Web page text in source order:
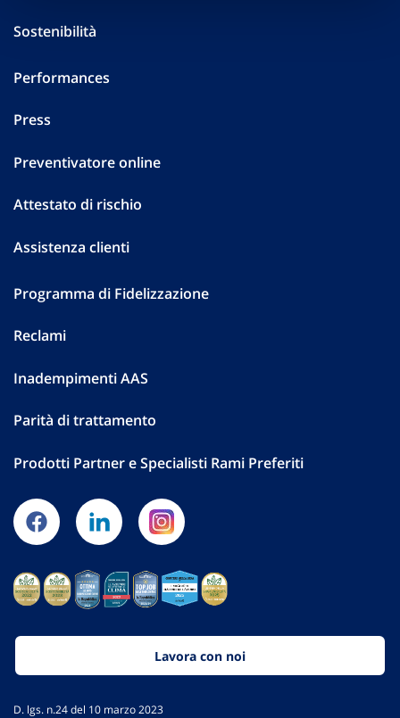
Sostenibilità
Performances
Press
Preventivatore online
Attestato di rischio
Assistenza clienti
Programma di Fidelizzazione
Reclami
Inadempimenti AAS
Parità di trattamento
Prodotti Partner e Specialisti Rami Preferiti
Lavora con noi
D. lgs. n.24 del 10 marzo 2023